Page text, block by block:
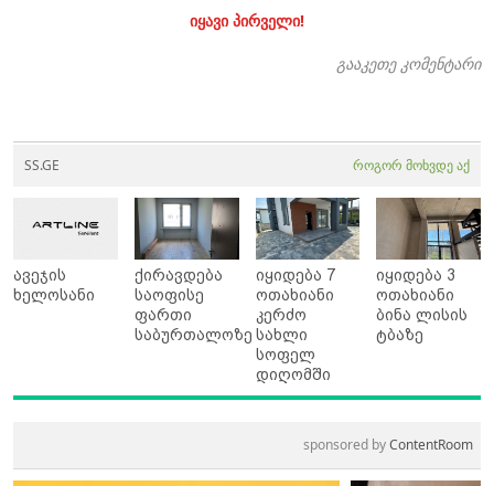
იყავი პირველი!
გააკეთე კომენტარი
SS.GE როგორ მოხვდე აქ
ავეჯის
ხელოსანი
ქირავდება
საოფისე
ფართი
საბურთალოზე
იყიდება 7
ოთახიანი
კერძო
სახლი
სოფელ
დიღომში
იყიდება 3
ოთახიანი
ბინა ლისის
ტბაზე
sponsored byContentRoom